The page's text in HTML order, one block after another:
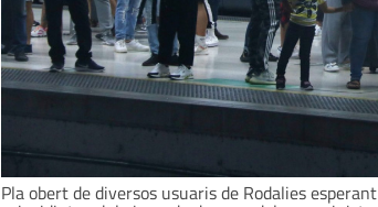
Pla obert de diversos usuaris de Rodalies